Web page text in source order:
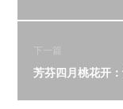
下一篇
芳芬四月桃花开